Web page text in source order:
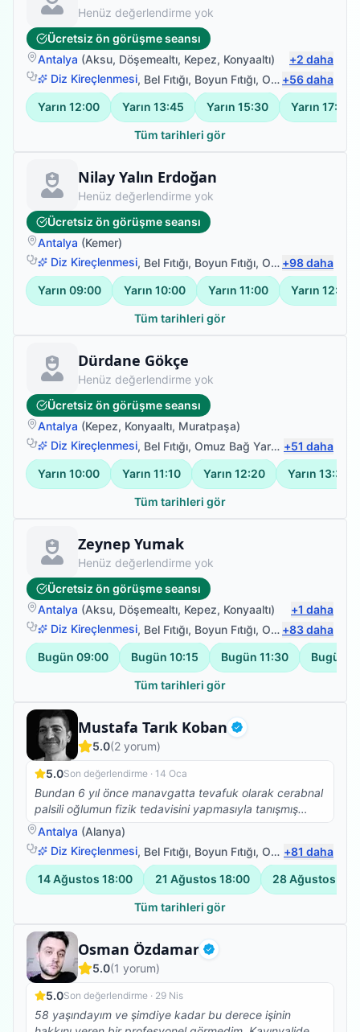
Henüz değerlendirme yok
Ücretsiz ön görüşme seansı
Antalya (Aksu, Döşemealtı, Kepez, Konyaaltı) +2 daha
Diz Kireçlenmesi, Bel Fıtığı, Boyun Fıtığı, Omuz Bağ Yaralanması +56daha
Yarın 12:00 Yarın 13:45 Yarın 15:30 Yarın 17:15
Tüm tarihleri gör
Nilay Yalın Erdoğan
Fizyoterapist
Henüz değerlendirme yok
Ücretsiz ön görüşme seansı
Antalya (Kemer)
Diz Kireçlenmesi, Bel Fıtığı, Boyun Fıtığı, Omuz Bağ Yaralanması +98daha
Yarın 09:00 Yarın 10:00 Yarın 11:00 Yarın 12:00
Tüm tarihleri gör
Dürdane Gökçe
Fizyoterapist
Henüz değerlendirme yok
Ücretsiz ön görüşme seansı
Antalya (Kepez, Konyaaltı, Muratpaşa)
Diz Kireçlenmesi, Bel Fıtığı, Omuz Bağ Yaralanması ,Sırt
+51 daha
Yarın 10:00 Yarın 11:10 Yarın 12:20 Yarın 13:30
Tüm tarihleri gör
Zeynep Yumak
Fizyoterapist
Henüz değerlendirme yok
Ücretsiz ön görüşme seansı
Antalya (Aksu, Döşemealtı, Kepez, Konyaaltı) +1 daha
Diz Kireçlenmesi, Bel Fıtığı, Boyun Fıtığı, Omuz Bağ Yaralanması +83daha
Bugün 09:00 Bugün 10:15 Bugün 11:30 Bugün
Tüm tarihleri gör
Mustafa Tarık Koban Doğrulanmış
Fizyoterapist
5.0(2 yorum)
5.0Son değerlendirme · 14 Oca
Bundan 6 yıl önce manavgatta tevafuk olarak cerabnal
palsili oğlumun fizik tedavisini yapmasıyla tanışmış
olduğumuz Tarık hocayla bugün Alanyada tedaviye
devam etmekteyiz.manavgattan alanyaya gelmeyi
göze aldığımız ve inşallah da devam edeceğimiz bu
verimli zamanların devam etmesi için biz elimizden
geleni yapıcaz.tıpkı Tarık hocanın yaptığı gibi.çünkü
oğlum ondan başkasını istemiyor ve onunla çok
herzaman sağlığı açısından kazancı olmasını temenni
ediyorum...
Antalya (Alanya)
Diz Kireçlenmesi, Bel Fıtığı, Boyun Fıtığı, Omuz Bağ Yaralanması +81 daha
14 Ağustos 18:00 21 Ağustos 18:00 28 Ağustos
Tüm tarihleri gör
Osman Özdamar Doğrulanmış
Fizyoterapist
5.0(1 yorum)
5.0Son değerlendirme · 29 Nis
58 yaşındayım ve şimdiye kadar bu derece işinin